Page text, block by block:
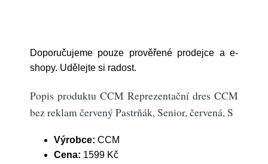
Doporučujeme pouze prověřené prodejce a e-
shopy. Udělejte si radost.
Popis produktu CCM Reprezentační dres CCM
bez reklam červený Pastrňák, Senior, červená, S
Výrobce: CCM
Cena: 1599 Kč